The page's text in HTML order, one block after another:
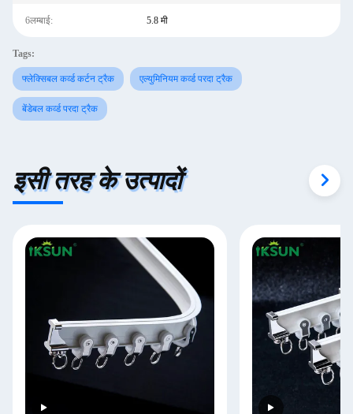
6लम्बाई: 5.8 मी
Tags:
फ्लेक्सिबल कर्व्ड कर्टन ट्रैक एल्युमिनियम कर्व्ड परदा ट्रैक
बेंडेबल कर्व्ड परदा ट्रैक
इसी तरह के उत्पादों